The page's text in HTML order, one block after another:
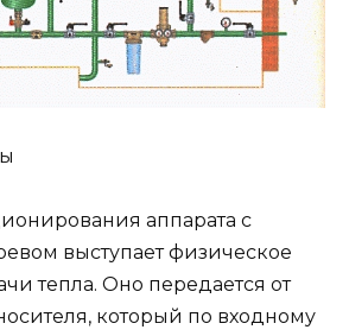
аппарата с
выступает физическое
тепла. Оно передается от
который по входному